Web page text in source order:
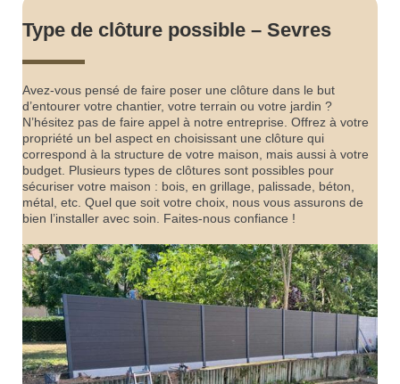
Type de clôture possible – Sevres
Avez-vous pensé de faire poser une clôture dans le but
d’entourer votre chantier, votre terrain ou votre jardin ?
N’hésitez pas de faire appel à notre entreprise. Offrez à votre
propriété un bel aspect en choisissant une clôture qui
correspond à la structure de votre maison, mais aussi à votre
budget. Plusieurs types de clôtures sont possibles pour
sécuriser votre maison : bois, en grillage, palissade, béton,
métal, etc. Quel que soit votre choix, nous vous assurons de
bien l’installer avec soin. Faites-nous confiance !